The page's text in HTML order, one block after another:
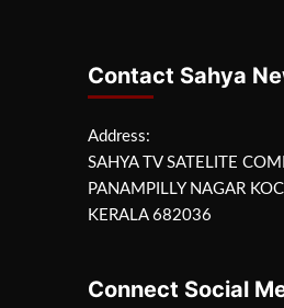
Contact Sahya
Address:
SAHYA TV SATELITE
PANAMPILLY NAGAR
KERALA 682036
Connect Social